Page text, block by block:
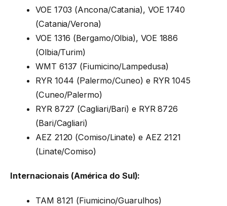
VOE 1703 (Ancona/Catania), VOE 1740
(Catania/Verona)
VOE 1316 (Bergamo/Olbia), VOE 1886
(Olbia/Turim)
WMT 6137 (Fiumicino/Lampedusa)
RYR 1044 (Palermo/Cuneo) e RYR 1045
(Cuneo/Palermo)
RYR 8727 (Cagliari/Bari) e RYR 8726
(Bari/Cagliari)
AEZ 2120 (Comiso/Linate) e AEZ 2121
(Linate/Comiso)
Internacionais (América do Sul):
TAM 8121 (Fiumicino/Guarulhos)